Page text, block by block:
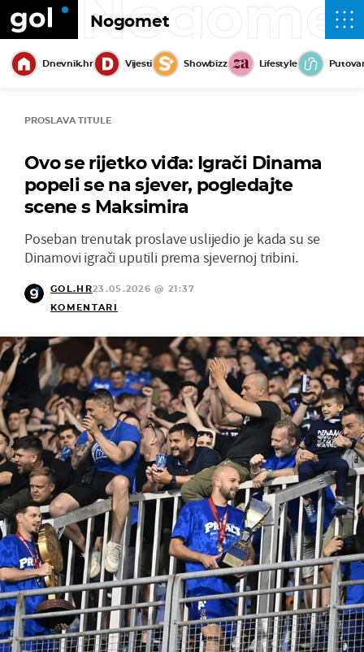
Nogomet
Dnevnik.hr Vijesti Showbizz Lifestyle
PROSLAVA TITULE
Ovo se rijetko viđa: Igrači Dinama
popeli se na sjever, pogledajte
scene s Maksimira
Poseban trenutak proslave uslijedio je kada su se
Dinamovi igrači uputili prema sjevernoj tribini.
GOL.HR23.05.2026 @ 21:37
KOMENTARI